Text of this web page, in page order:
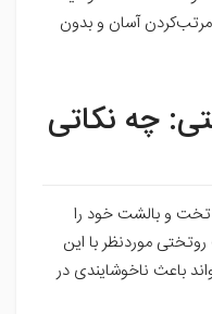
آسان و بدون
چه نکاتی
تخت و بالشت خود را
موردنظر با این
باعث ناخوشایندی در